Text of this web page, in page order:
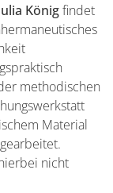
Königfindet
methodischen
Material
nicht